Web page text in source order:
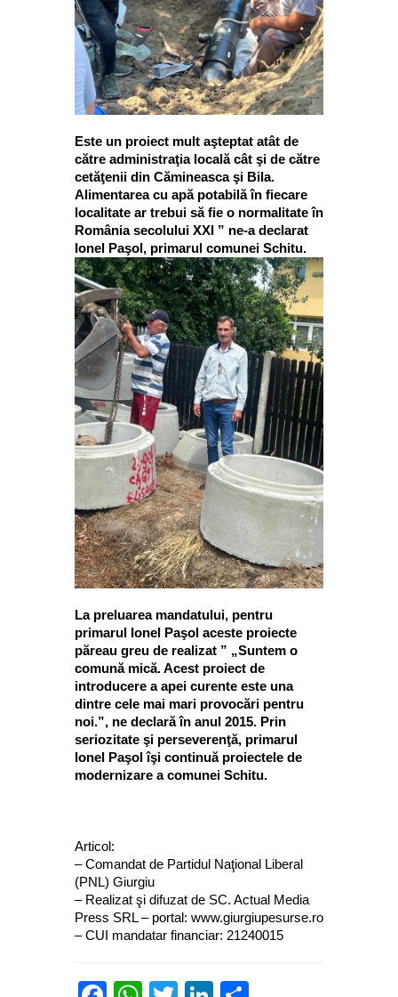
Este un proiect mult aşteptat atât de
către administraţia locală cât şi de către
cetăţenii din Cămineasca şi Bila.
Alimentarea cu apă potabilă în fiecare
localitate ar trebui să fie o normalitate în
România secolului XXI ” ne-a declarat
Ionel Paşol, primarul comunei Schitu.
La preluarea mandatului, pentru
primarul Ionel Paşol aceste proiecte
păreau greu de realizat ” „Suntem o
comună mică. Acest proiect de
introducere a apei curente este una
dintre cele mai mari provocări pentru
noi.”, ne declară în anul 2015. Prin
seriozitate şi perseverenţă, primarul
Ionel Paşol îşi continuă proiectele de
modernizare a comunei Schitu.
Articol:
– Comandat de Partidul Naţional Liberal
(PNL) Giurgiu
– Realizat şi difuzat de SC. Actual Media
Press SRL – portal: www.giurgiupesurse.ro
– CUI mandatar financiar: 21240015